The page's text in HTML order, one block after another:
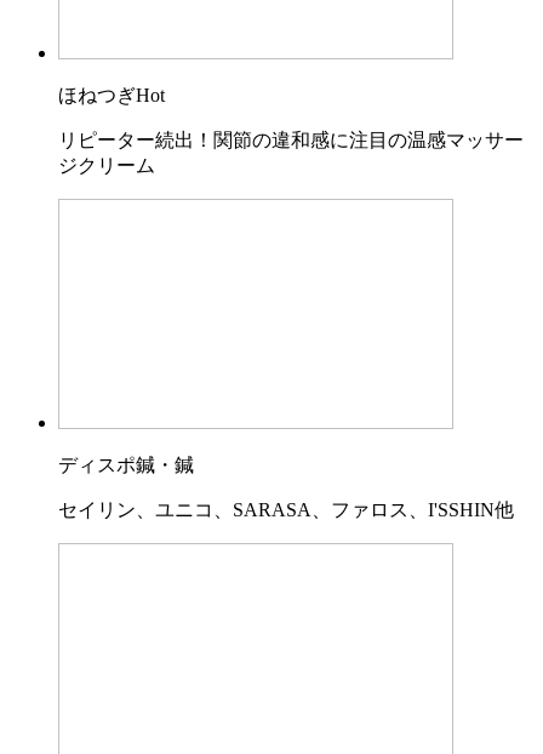
ほねつぎHot
リピーター続出！関節の違和感に注目の温感マッサー
ジクリーム
ディスポ鍼・鍼
セイリン、ユニコ、SARASA、ファロス、I'SSHIN他